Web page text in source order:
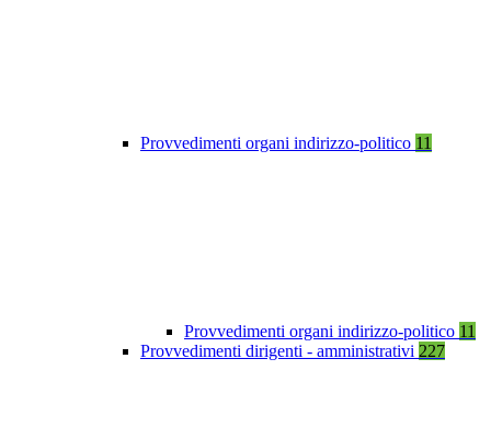
Provvedimenti organi indirizzo-politico 11
Provvedimenti organi indirizzo-politico 11
Provvedimenti dirigenti - amministrativi 227